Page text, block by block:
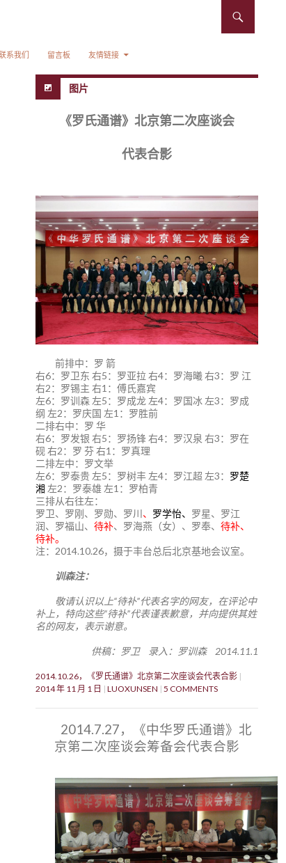
系我们 留言板 友情链接
图片
《罗氏通谱》北京第二次座谈会
代表合影
前排中：罗 箭
右6：罗卫东 右5：罗亚拉 右4：罗海曦 右3：罗 江
右2：罗锡主 右1：傅氏嘉宾
左6：罗训森 左5：罗成龙 左4：罗国冰 左3：罗成
纲 左2：罗庆国 左1：罗胜前
二排右中：罗 华
右6：罗发银 右5：罗扬锋 右4：罗汉泉 右3：罗在
砚 右2：罗 芬 右1：罗真理
二排左中：罗文举
左6：罗泰贵 左5：罗树丰 左4：罗江超 左3： 罗楚
湘 左2：罗泰雄 左1：罗柏青
三排从右往左：
罗卫、罗刚、罗勋、罗川、 罗学怡、 罗星、罗江
润、罗福山、 待补、罗海燕（女）、罗奉、 待补、
待补。
注：2014.10.26，摄于丰台总后北京基地会议室。
训森注：
敬请认识以上“待补”代表名字的网友，在评论中
补上，特向这些“待补”代表谨表歉意，并向提供其姓
名的网友，表示谢意。
供稿：罗卫 录入：罗训森 2014.11.1
2014.10.26，《罗氏通谱》北京第二次座谈会代表合影
2014 年 11 月 1 日
LUOXUNSEN 5 COMMENTS
2014.7.27，《中华罗氏通谱》北
京第二次座谈会筹备会代表合影